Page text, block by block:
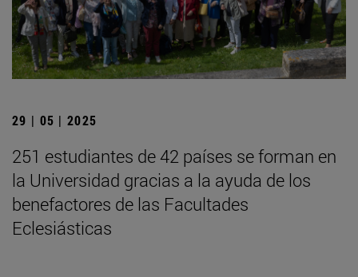
29 | 05 | 2025
251 estudiantes de 42 países se forman en
la Universidad gracias a la ayuda de los
benefactores de las Facultades
Eclesiásticas